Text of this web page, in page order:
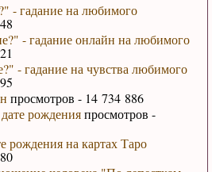
- гадание на любимого
- гадание онлайн на любимого
- гадание на чувства любимого
просмотров - 14 734 886
рожденияпросмотров -
рождения на картах Таро